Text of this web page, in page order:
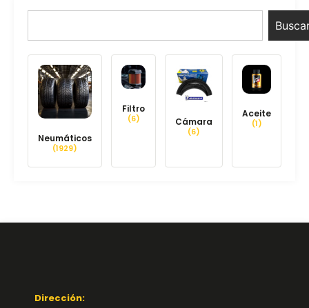
Neumáticos
(1929)
Filtro
(6) Cámara
(6)
Aceite
(1)
Dirección: